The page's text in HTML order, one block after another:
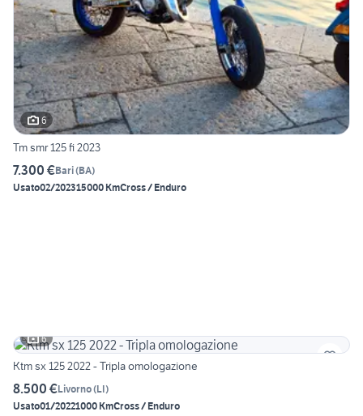
6
Tm smr 125 fi 2023
7.300 €Bari(BA)
Usato02/202315000 KmCross / Enduro
6
Ktm sx 125 2022 - Tripla omologazione
8.500 €Livorno(LI)
Usato01/20221000 KmCross / Enduro